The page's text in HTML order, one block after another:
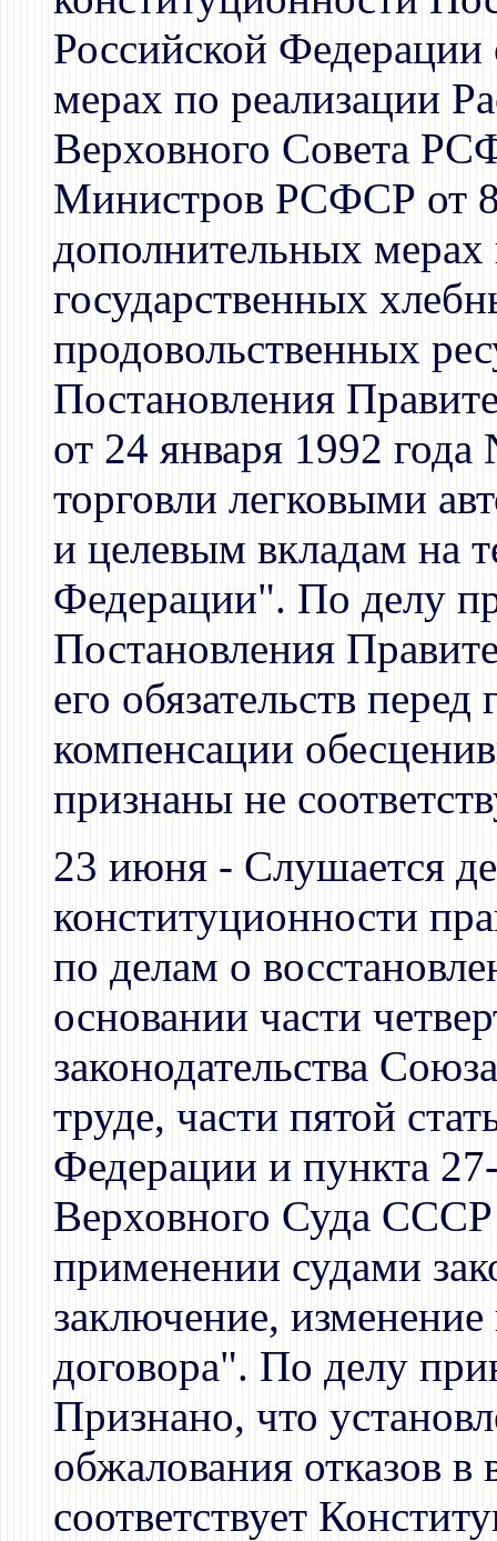
Российской
мерах по реализации
Верховного Совета
Министров РСФСР от
дополнительных
государственных
продовольственных
Постановления
от 24 января 1992
торговли легковыми
и целевым вкладам на
Федерации". По делу
Постановления
его обязательств
компенсации
признаны не
23 июня - Слушается
конституционности
по делам о
основании части
законодательства
труде, части пятой
Федерации и пункта
Верховного Суда
применении судами
заключение,
договора". По делу
Признано, что
обжалования отказов в
соответствует